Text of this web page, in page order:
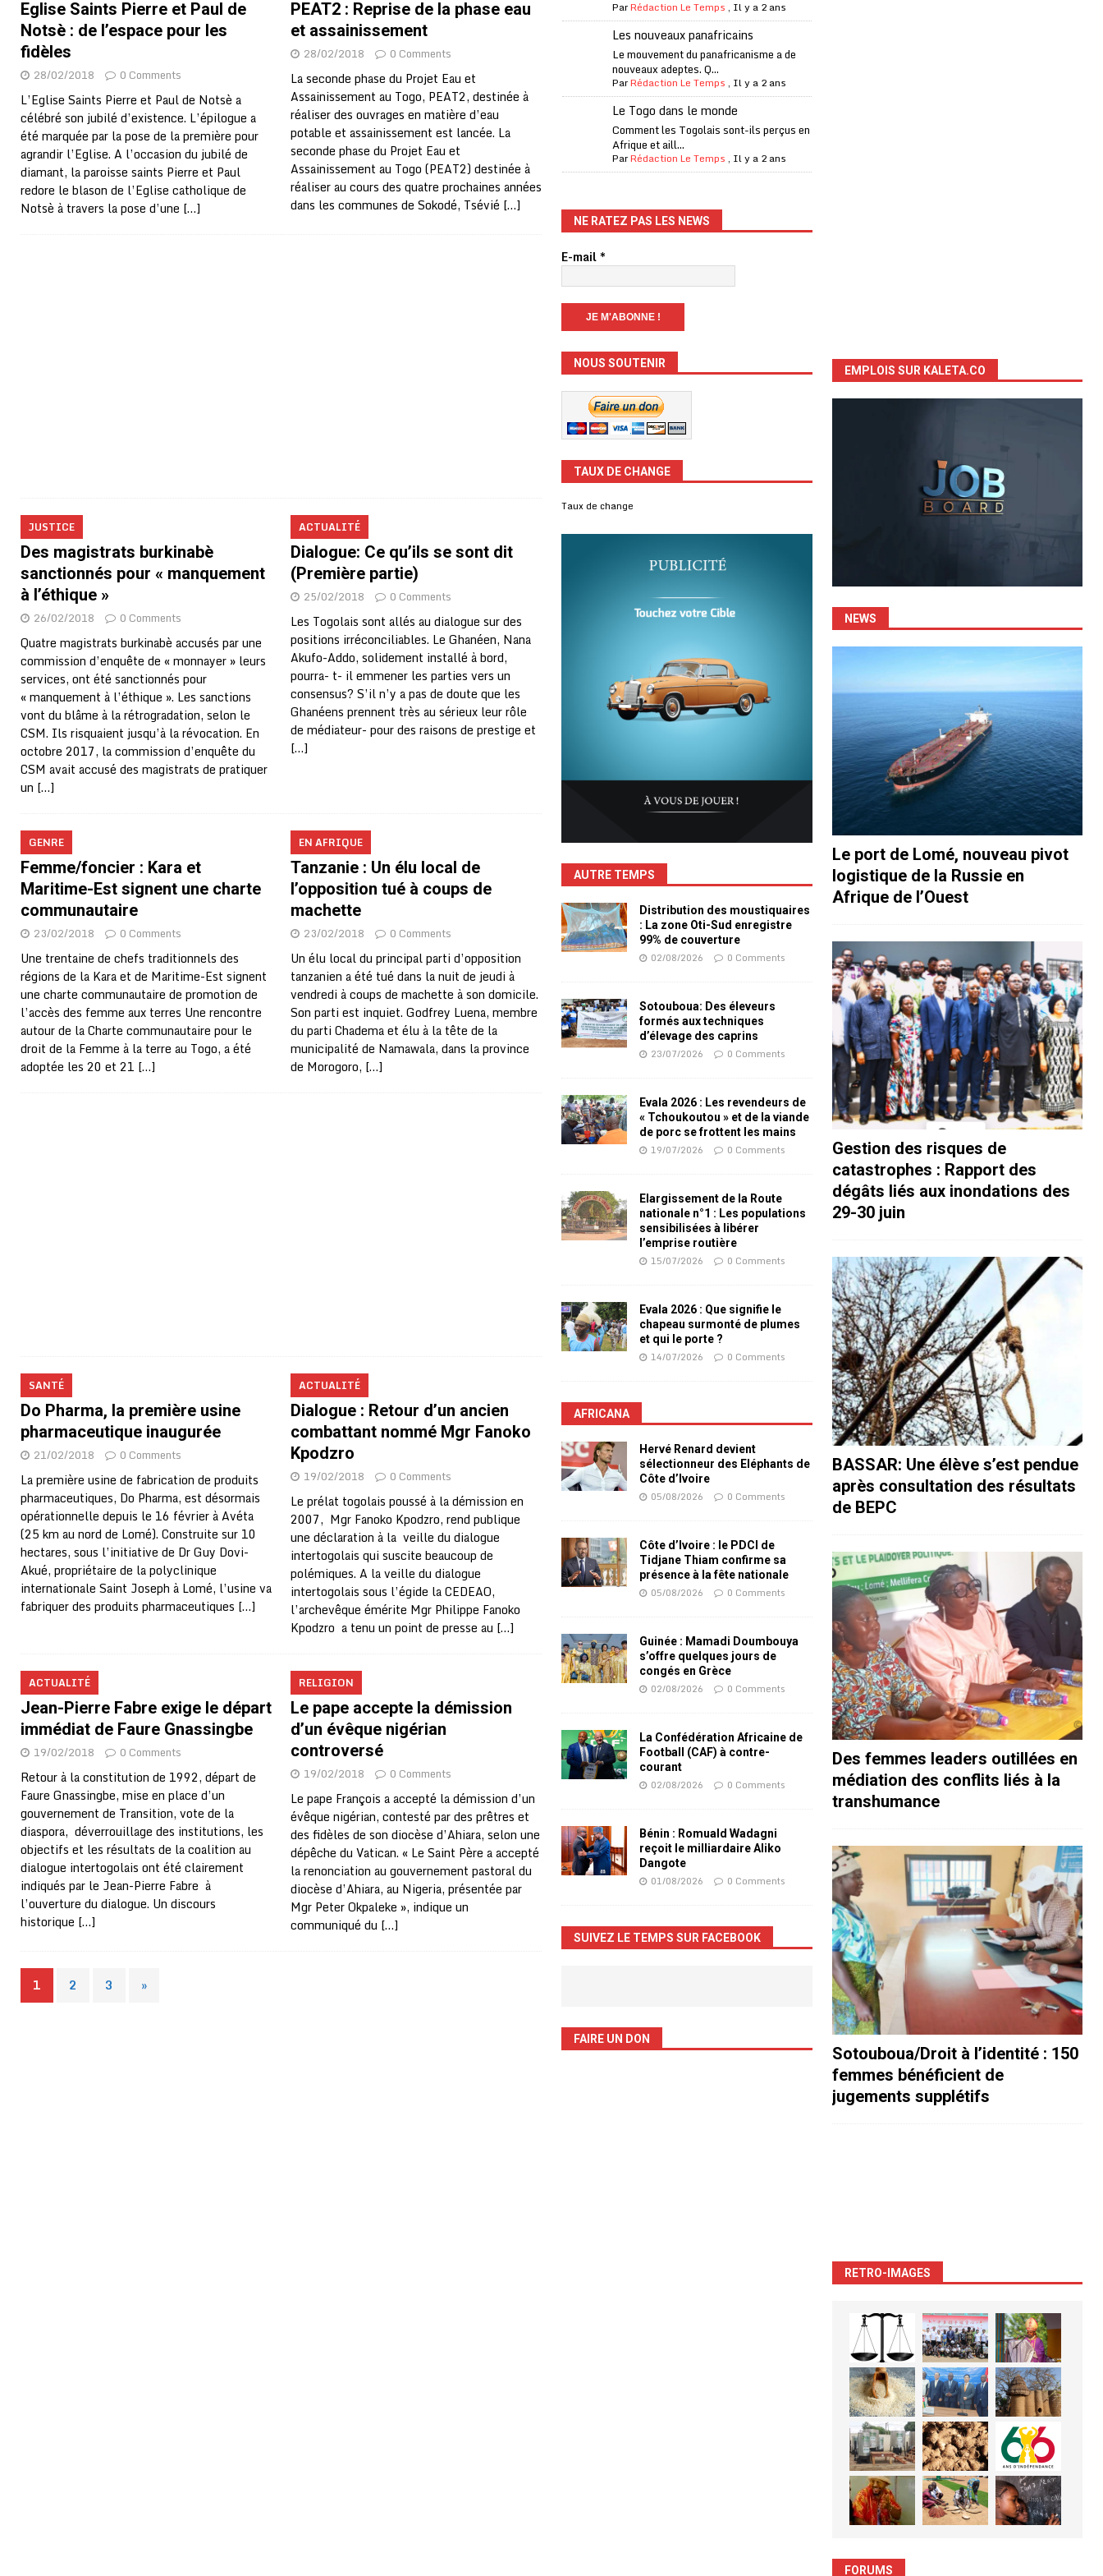
[ 02/08/2026 ] Distribution des moustiquaires : La zone Oti-Sud enregistre 99% de couverture
A LA UNE
[ 02/08/2026 ]
[ 01/08/2026 ]
Quatre candidats à la succession d’Infantino à la tête de la FIFA
[ 01/08/2026 ] Bénin : Romuald Wadagni reçoit le milliardaire Aliko Dangote
A LA UNE
[ 31/07/2026 ] Niger : le FMI débloque une bouffée d’oxygène financière
ECONOMIE
[ 31/07/2026 ] Franco Baresi, légendaire défenseur de l’Italie et de l’AC Milan, est mort à 66 ans
A LA UNE
[ 31/07/2026 ]
Benjamin Mendy a vendu aux enchères son trophée de la Coupe du monde
[ 31/07/2026 ] Bénin : les membres du Sénat installés
A LA UNE
Eglise Saints Pierre et Paul de
Notsè : de l’espace pour les
fidèles
28/02/2018 0 Comments
L’Eglise Saints Pierre et Paul de Notsè a
célébré son jubilé d’existence. L’épilogue a
été marquée par la pose de la première pour
agrandir l’Eglise. A l’occasion du jubilé de
diamant, la paroisse saints Pierre et Paul
redore le blason de l’Eglise catholique de
Notsè à travers la pose d’une […]
PEAT2 : Reprise de la phase eau
et assainissement
28/02/2018 0 Comments
La seconde phase du Projet Eau et
Assainissement au Togo, PEAT2, destinée à
réaliser des ouvrages en matière d’eau
potable et assainissement est lancée. La
seconde phase du Projet Eau et
Assainissement au Togo (PEAT2) destinée à
réaliser au cours des quatre prochaines années
dans les communes de Sokodé, Tsévié […]
JUSTICE
Des magistrats burkinabè
sanctionnés pour « manquement
à l’éthique »
26/02/2018 0 Comments
Quatre magistrats burkinabè accusés par une
commission d’enquête de « monnayer » leurs
services, ont été sanctionnés pour
« manquement à l’éthique ». Les sanctions
vont du blâme à la rétrogradation, selon le
CSM. Ils risquaient jusqu’à la révocation. En
octobre 2017, la commission d’enquête du
CSM avait accusé des magistrats de pratiquer
un […]
ACTUALITÉ
Dialogue: Ce qu’ils se sont dit
(Première partie)
25/02/2018 0 Comments
Les Togolais sont allés au dialogue sur des
positions irréconciliables. Le Ghanéen, Nana
Akufo-Addo, solidement installé à bord,
pourra- t- il emmener les parties vers un
consensus? S’il n’y a pas de doute que les
Ghanéens prennent très au sérieux leur rôle
de médiateur- pour des raisons de prestige et
[…]
GENRE
Femme/foncier : Kara et
Maritime-Est signent une charte
communautaire
23/02/2018 0 Comments
Une trentaine de chefs traditionnels des
régions de la Kara et de Maritime-Est signent
une charte communautaire de promotion de
l’accès des femme aux terres Une rencontre
autour de la Charte communautaire pour le
droit de la Femme à la terre au Togo, a été
adoptée les 20 et 21 […]
EN AFRIQUE
Tanzanie : Un élu local de
l’opposition tué à coups de
machette
23/02/2018 0 Comments
Un élu local du principal parti d’opposition
tanzanien a été tué dans la nuit de jeudi à
vendredi à coups de machette à son domicile.
Son parti est inquiet. Godfrey Luena, membre
du parti Chadema et élu à la tête de la
municipalité de Namawala, dans la province
de Morogoro, […]
SANTÉ
Do Pharma, la première usine
pharmaceutique inaugurée
21/02/2018 0 Comments
La première usine de fabrication de produits
pharmaceutiques, Do Pharma, est désormais
opérationnelle depuis le 16 février à Avéta
(25 km au nord de Lomé). Construite sur 10
hectares, sous l’initiative de Dr Guy Dovi-
Akué, propriétaire de la polyclinique
internationale Saint Joseph à Lomé, l’usine va
fabriquer des produits pharmaceutiques […]
ACTUALITÉ
Dialogue : Retour d’un ancien
combattant nommé Mgr Fanoko
Kpodzro
19/02/2018 0 Comments
Le prélat togolais poussé à la démission en
2007, Mgr Fanoko Kpodzro, rend publique
une déclaration à la veille du dialogue
intertogolais qui suscite beaucoup de
polémiques. A la veille du dialogue
intertogolais sous l’égide la CEDEAO,
l’archevêque émérite Mgr Philippe Fanoko
Kpodzro a tenu un point de presse au […]
ACTUALITÉ
Jean-Pierre Fabre exige le départ
immédiat de Faure Gnassingbe
19/02/2018 0 Comments
Retour à la constitution de 1992, départ de
Faure Gnassingbe, mise en place d’un
gouvernement de Transition, vote de la
diaspora, déverrouillage des institutions, les
objectifs et les résultats de la coalition au
dialogue intertogolais ont été clairement
indiqués par le Jean-Pierre Fabre à
l’ouverture du dialogue. Un discours
historique […]
RELIGION
Le pape accepte la démission
d’un évêque nigérian
controversé
19/02/2018 0 Comments
Le pape François a accepté la démission d’un
évêque nigérian, contesté par des prêtres et
des fidèles de son diocèse d’Ahiara, selon une
dépêche du Vatican. « Le Saint Père a accepté
la renonciation au gouvernement pastoral du
diocèse d’Ahiara, au Nigeria, présentée par
Mgr Peter Okpaleke », indique un
communiqué du […]
1 2 3 »
ParRédaction Le Temps , Il y a 2 ans
Les nouveaux panafricains
Le mouvement du panafricanisme a de
nouveaux adeptes. Q...
ParRédaction Le Temps , Il y a 2 ans
Le Togo dans le monde
Comment les Togolais sont-ils perçus en
Afrique et aill...
ParRédaction Le Temps , Il y a 2 ans
NE RATEZ PAS LES NEWS
E-mail*
NOUS SOUTENIR
TAUX DE CHANGE
Taux de change
AUTRE TEMPS
Distribution des moustiquaires
: La zone Oti-Sud enregistre
99% de couverture
02/08/2026 0 Comments
Sotouboua: Des éleveurs
formés aux techniques
d’élevage des caprins
23/07/2026 0 Comments
Evala 2026 : Les revendeurs de
« Tchoukoutou » et de la viande
de porc se frottent les mains
19/07/2026 0 Comments
Elargissement de la Route
nationale n°1 : Les populations
sensibilisées à libérer
l’emprise routière
15/07/2026 0 Comments
Evala 2026 : Que signifie le
chapeau surmonté de plumes
et qui le porte ?
14/07/2026 0 Comments
AFRICANA
Hervé Renard devient
sélectionneur des Eléphants de
Côte d’Ivoire
05/08/2026 0 Comments
Côte d’Ivoire : le PDCI de
Tidjane Thiam confirme sa
présence à la fête nationale
05/08/2026 0 Comments
Guinée : Mamadi Doumbouya
s’offre quelques jours de
congés en Grèce
02/08/2026 0 Comments
La Confédération Africaine de
Football (CAF) à contre-
courant
02/08/2026 0 Comments
Bénin : Romuald Wadagni
reçoit le milliardaire Aliko
Dangote
01/08/2026 0 Comments
SUIVEZ LE TEMPS SUR FACEBOOK
FAIRE UN DON
EMPLOIS SUR KALETA.CO
NEWS
Le port de Lomé, nouveau pivot
logistique de la Russie en
Afrique de l’Ouest
Gestion des risques de
catastrophes : Rapport des
dégâts liés aux inondations des
29-30 juin
BASSAR: Une élève s’est pendue
après consultation des résultats
de BEPC
Des femmes leaders outillées en
médiation des conflits liés à la
transhumance
Sotouboua/Droit à l’identité : 150
femmes bénéficient de
jugements supplétifs
RETRO-IMAGES
FORUMS